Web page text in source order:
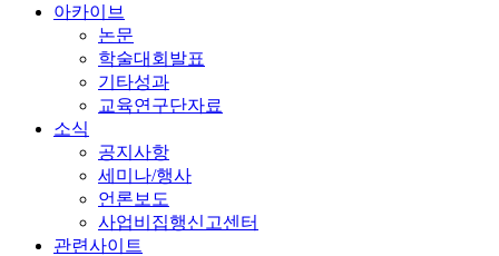
아카이브
논문
학술대회발표
기타성과
교육연구단자료
소식
공지사항
세미나/행사
언론보도
사업비집행신고센터
관련사이트